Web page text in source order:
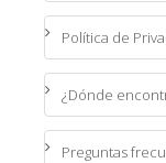
Política de
¿Dónde
Preguntas